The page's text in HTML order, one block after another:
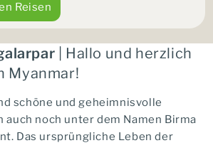
Reisen
| Hallo und herzlich
Myanmar!
schöne und geheimnisvolle
auch noch unter dem Namen Birma
Das ursprüngliche Leben der